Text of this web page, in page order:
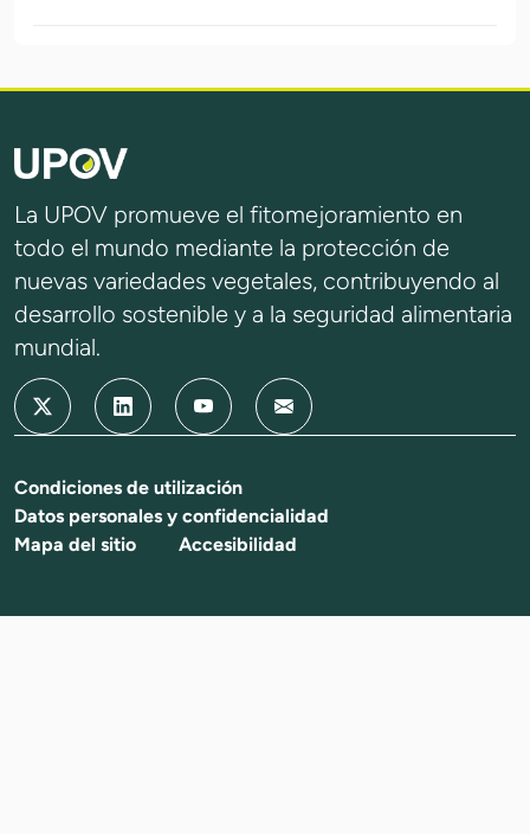
La UPOV promueve el fitomejoramiento en
todo el mundo mediante la protección de
nuevas variedades vegetales, contribuyendo al
desarrollo sostenible y a la seguridad alimentaria
mundial.
Condiciones de utilización
Datos personales y confidencialidad
Mapa del sitio
Accesibilidad